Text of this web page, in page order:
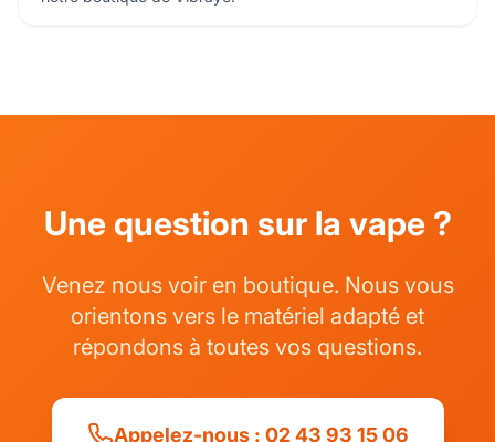
Une question sur la vape ?
Venez nous voir en boutique. Nous vous
orientons vers le matériel adapté et
répondons à toutes vos questions.
Appelez-nous : 02 43 93 15 06